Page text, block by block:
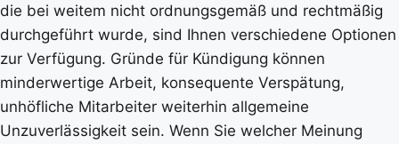
die bei weitem nicht ordnungsgemäß und rechtmäßig
durchgeführt wurde, sind Ihnen verschiedene Optionen
zur Verfügung. Gründe für Kündigung können
minderwertige Arbeit, konsequente Verspätung,
unhöfliche Mitarbeiter weiterhin allgemeine
Unzuverlässigkeit sein. Wenn Sie welcher Meinung